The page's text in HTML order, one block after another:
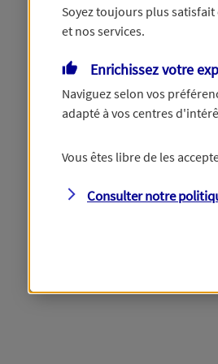
Vous disposez de
Soyez toujours plus satisfait
et nos services.
Enrichissez votre
Naviguez selon vos
adapté à vos centres
Vous êtes libre de les
Consulter notre